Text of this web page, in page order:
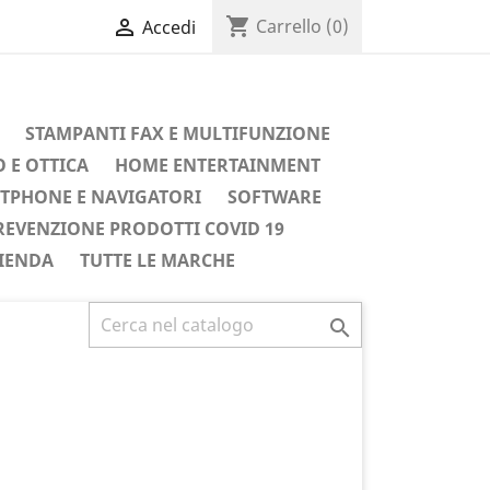
 Accedi shopping_cart Carrello (0)
STAMPANTI FAX E MULTIFUNZIONE
E OTTICA
HOME ENTERTAINMENT
E NAVIGATORI
SOFTWARE
PRODOTTI COVID 19
TUTTE LE MARCHE

Successivo